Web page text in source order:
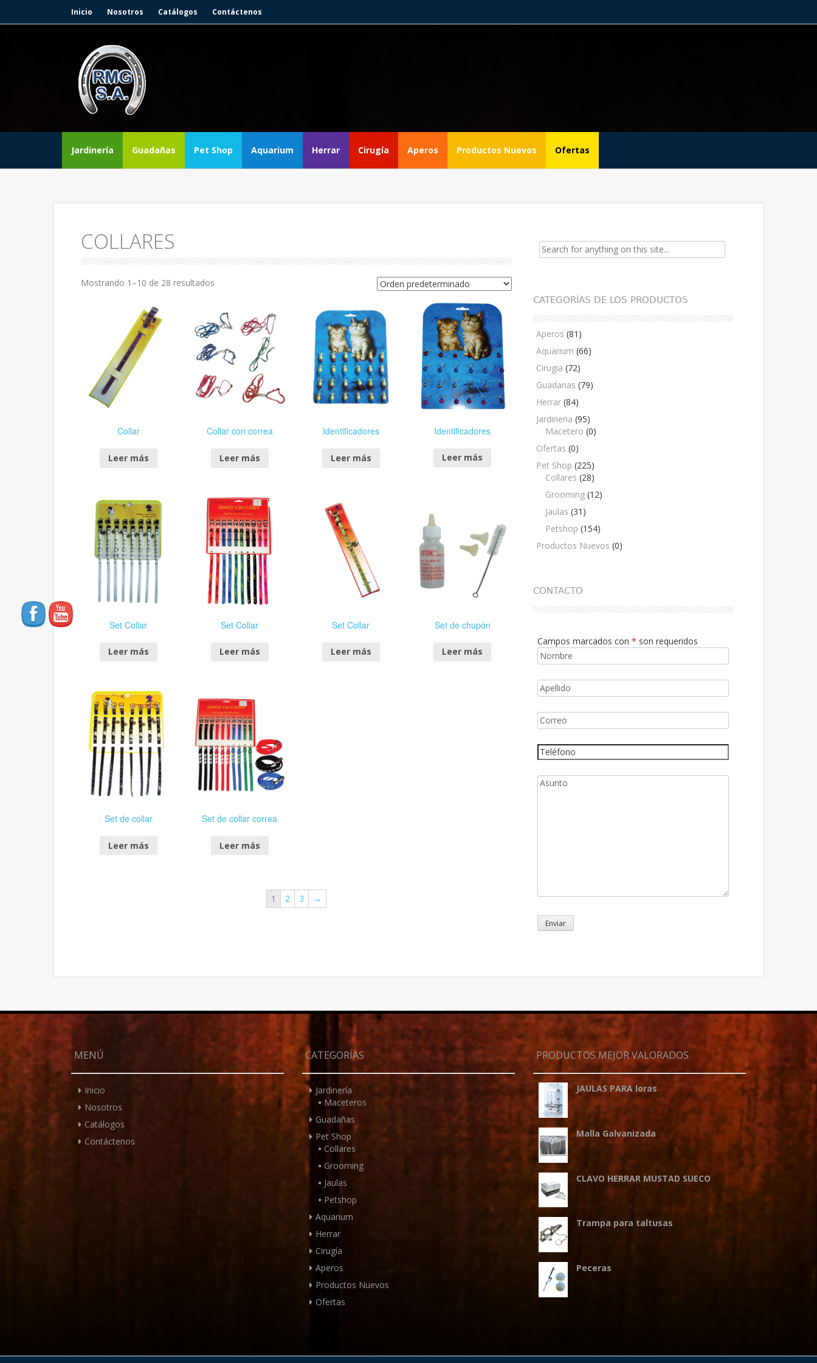
Inicio Nosotros Catálogos Contáctenos
Skip to content
Jardinería Guadañas Pet Shop Aquarium Herrar Cirugía Aperos Productos Nuevos Ofertas
COLLARES
Mostrando 1–10 de 28 resultados
Collar
Leer más
Collar con correa
Leer más
Identificadores
Leer más
Identificadores
Leer más
Set Collar
Leer más
Set Collar
Leer más
Set Collar
Leer más
Set de chupón
Leer más
Set de collar
Leer más
Set de collar correa
Leer más
1 2 3 →
Search for:
CATEGORÍAS DE LOS PRODUCTOS
Aperos (81)
Aquarium (66)
Cirugia (72)
Guadanas (79)
Herrar (84)
Jardineria (95)
Macetero (0)
Ofertas (0)
Pet Shop (225)
Collares (28)
Grooming (12)
Jaulas (31)
Petshop (154)
Productos Nuevos (0)
CONTACTO
Campos marcados con * son requeridos
MENÚ
Inicio
Nosotros
Catálogos
Contáctenos
CATEGORÍAS
Jardinería
Maceteros
Guadañas
Pet Shop
Collares
Grooming
Jaulas
Petshop
Aquarium
Herrar
Cirugía
Aperos
Productos Nuevos
Ofertas
PRODUCTOS MEJOR VALORADOS
JAULAS PARA loras
Malla Galvanizada
CLAVO HERRAR MUSTAD SUECO
Trampa para taltusas
Peceras